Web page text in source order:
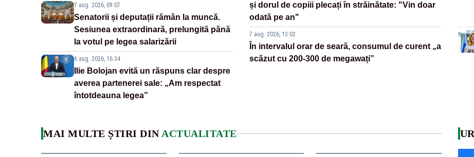
7 aug. 2026, 09:07
Senatorii și deputații rămân la muncă.
Sesiunea extraordinară, prelungită până
la votul pe legea salarizării
6 aug. 2026, 16:34
Ilie Bolojan evită un răspuns clar despre
averea partenerei sale: „Am respectat
întotdeauna legea”
și dorul de copiii plecați în străinătate: "Vin doar
odată pe an"
7 aug. 2026, 13:02
În intervalul orar de seară, consumul de curent „a
scăzut cu 200-300 de megawați”
MAI MULTE ȘTIRI DIN ACTUALITATE